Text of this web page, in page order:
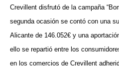
Crevillent disfrutó de la campaña
segunda ocasión se contó con una
Alicante de 146.052€ y una
ello se repartió entre los
en los comercios de Crevillent